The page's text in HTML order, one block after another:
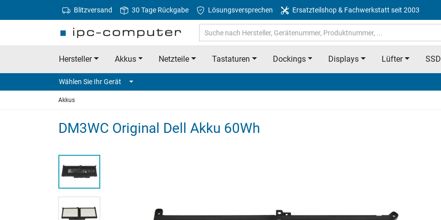
Blitzversand 30 Tage Rückgabe Lösungsversprechen Ersatzteilshop & Fachwerkstatt seit 2003
Hersteller Akkus Netzteile Tastaturen Dockings Displays Lüfter SSD
Wählen Sie Ihr Gerät
Akkus
DM3WC Original Dell Akku 60Wh